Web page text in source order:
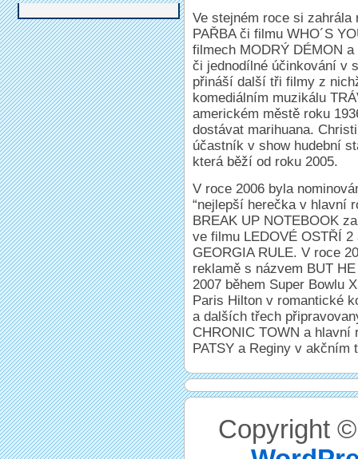
Ve stejném roce si zahrála
PAŘBA či filmu WHO´S
filmech MODRÝ DÉMON
či jednodílné účinkování v
přináší další tři filmy z
komediálním muzikálu
americkém městě roku
dostávat marihuana.
účastník v show hudební
která běží od roku 2005.
V roce 2006 byla
“nejlepší herečka v hlavní
BREAK UP NOTEBOOK
ve filmu LEDOVÉ OSTŘÍ
GEORGIA RULE. V roce
reklamě s názvem BUT
2007 během Super Bowlu
Paris Hilton v romantické
a dalších třech
CHRONIC TOWN a
PATSY a Reginy v akčním
Copyright